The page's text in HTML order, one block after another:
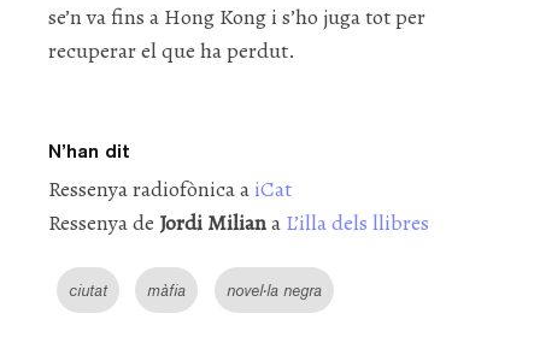
se’n va fins a Hong Kong i s’ho juga tot per
recuperar el que ha perdut.
N’han dit
Ressenya radiofònica aiCat
Ressenya de Jordi Miliana L’illa dels llibres
ciutat màfia novel·la negra